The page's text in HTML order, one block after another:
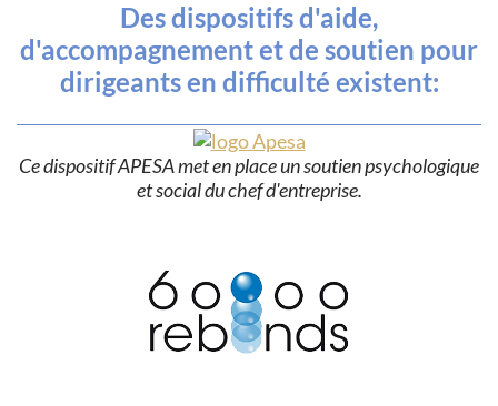
Des dispositifs d'aide,
d'accompagnement et de soutien pour
dirigeants en difficulté existent:
Ce dispositif APESA met en place un soutien psychologique
et social du chef d'entreprise.